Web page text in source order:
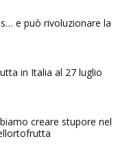
e può rivoluzionare la
in Italia al 27 luglio
creare stupore nel